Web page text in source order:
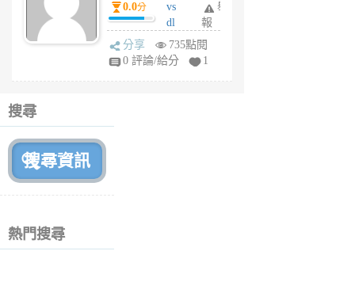
月
前
0.0分
vs
dl
sq
fy
舉
報
分享
735點閱
0 評論/給分
1
搜尋
熱門搜尋